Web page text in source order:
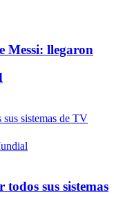
Messi: llegaron
sus sistemas